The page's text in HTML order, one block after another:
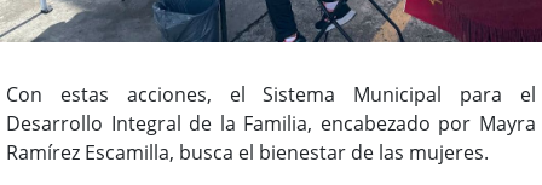
Con estas acciones, el Sistema Municipal para el
Desarrollo Integral de la Familia, encabezado por Mayra
Ramírez Escamilla, busca el bienestar de las mujeres.